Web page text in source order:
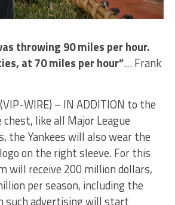
throwing 90 miles per hour.
at 70 miles per hour”… Frank
WIRE) – IN ADDITION to the
like all Major League
the Yankees will also wear the
on the right sleeve. For this
will receive 200 million dollars,
per season, including the
such advertising will start